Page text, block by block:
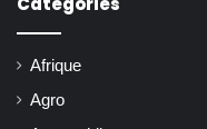
Afrique
Agro